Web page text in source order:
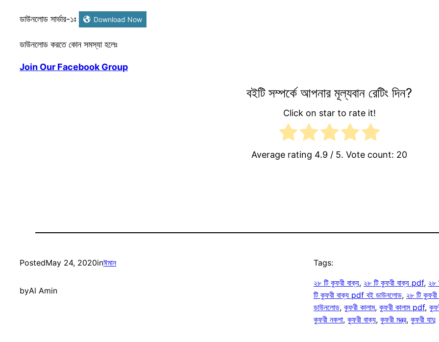
ডাউনলোড সার্ভার-১ঃ Download Now
ডাউনলোড করতে কোন সমস্যা হলেঃ
Join Our Facebook Group
বইটি সম্পর্কে আপনার মূল্যবান রেটিং দিন?
Click on star to rate it!
Average rating 4.9 / 5. Vote count: 20
PostedMay 24, 2020inঈমান
byAl Amin
Tags:
২৮ টি কুফরী বাক্য, ২৮ টি কুফরী বাক্য pdf, ২৮
টি কুফরী বাক্য pdf বই ডাউনলোড, ২৮ টি
ডাউনলোড, কুফরী কালাম, কুফরী কালাম pdf,
কুফরী নকশা, কুফরী বাক্য, কুফরী মন্ত্র, কুফরী যাদু